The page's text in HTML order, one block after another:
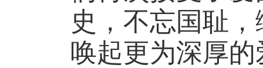
史，不忘国耻
唤起更为深厚